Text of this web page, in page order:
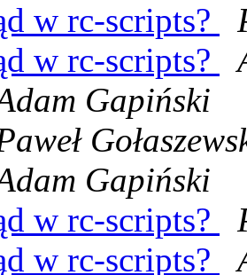
w rc-scripts?
w rc-scripts?
Gapiński
Gapiński
w rc-scripts?
w rc-scripts?